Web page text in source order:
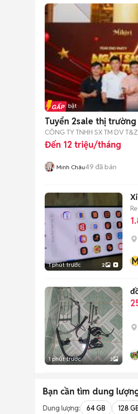
Tin nổi bật
Tuyển 2sale thị
CÔNG TY TNHH SX TM DV T&Z
Đến 12 triệu/tháng
Minh Châu49 đã bán
1 phút trước 2
1 phút trước 3
Bạn cần tìm dung
Dung lượng: 64 GB 128